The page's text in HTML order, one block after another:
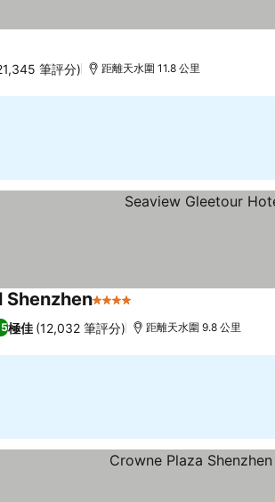
筆評分) 距離天水圍 11.8 公里
Shenzhen4 星級
極佳 (12,032 筆評分) 距離天水圍 9.8 公里